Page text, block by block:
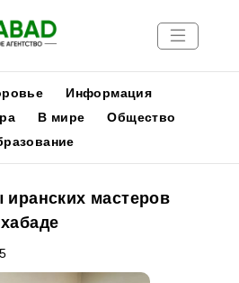
Информация
В мире
Общество
иранских мастеров